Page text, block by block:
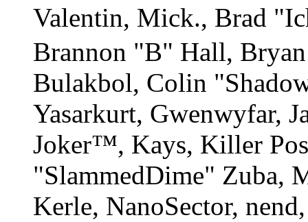
Valentin, Mick., Brad
Brannon "B" Hall,
Bulakbol, Colin
Yasarkurt, Gwenwyfar,
Joker™, Kays, Killer
"SlammedDime" Zuba,
Kerle, NanoSector,